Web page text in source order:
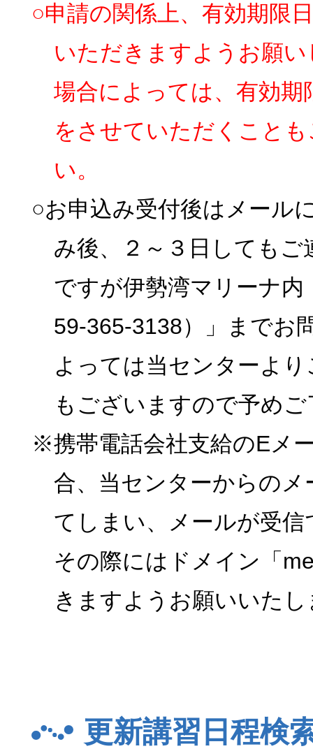
○申請の関係上、有効期限
いただきますようお願
場合によっては、有効
をさせていただくこと
い。
○お申込み受付後はメール
み後、２～３日しても
ですが伊勢湾マリーナ
59-365-3138）」までお
よっては当センターよ
もございますので予め
※携帯電話会社支給のEメ
合、当センターからの
てしまい、メールが受
その際にはドメイン「
きますようお願いいた
更新講習日程検